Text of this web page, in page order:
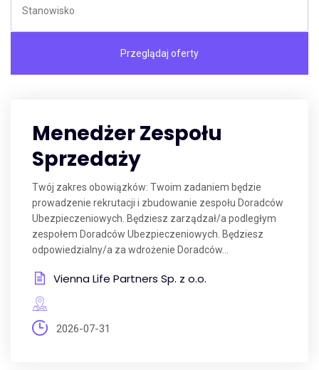
Menedżer Zespołu
Sprzedaży
Twój zakres obowiązków: Twoim zadaniem będzie
prowadzenie rekrutacji i zbudowanie zespołu Doradców
Ubezpieczeniowych. Będziesz zarządzał/a podległym
zespołem Doradców Ubezpieczeniowych. Będziesz
odpowiedzialny/a za wdrożenie Doradców...
Vienna Life Partners Sp. z o.o.
2026-07-31